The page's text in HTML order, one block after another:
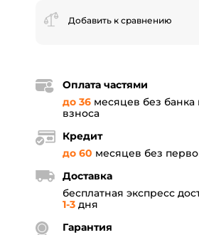
Добавить к сравнению
Оплата частями
до 36 месяцев без банка
взноса
Кредит
до 60 месяцев без
Доставка
бесплатная экспресс
1-3 дня
Гарантия